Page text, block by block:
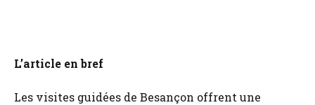
L’article en bref
Les visites guidées de Besançon offrent une